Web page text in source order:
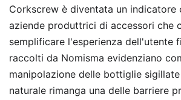
Corkscrew è diventata un indicatore
aziende produttrici di accessori che
semplificare l'esperienza dell'utente
raccolti da Nomisma evidenziano
manipolazione delle bottiglie
naturale rimanga una delle barriere